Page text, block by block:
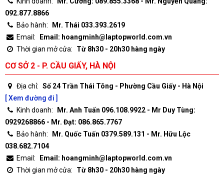
092.877.8866
Bảo hành:
Mr. Thái 033.393.2619
Email:
Email: hoangminh@laptopworld.com.vn
Thời gian mở cửa:
Từ 8h30 - 20h30 hàng ngày
CƠ SỞ 2 - P. CẦU GIẤY, HÀ NỘI
Địa chỉ: Số 24 Trần Thái Tông - Phường Cầu Giấy - Hà Nội
[ Xem đường đi ]
Kinh doanh:
Mr. Anh Tuấn 096.108.9922 - Mr Duy Tùng:
0929268866 - Mr. Đạt: 086.865.7767
Bảo hành:
Mr. Quốc Tuấn 0379.589.131 - Mr. Hữu Lộc
038.682.7104
Email:
Email: hoangminh@laptopworld.com.vn
Thời gian mở cửa:
Từ 8h30 - 20h30 hàng ngày